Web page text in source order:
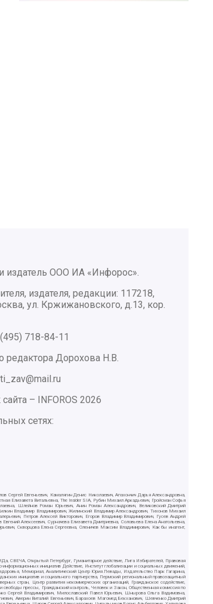
издатель ООО ИА «Инфорос».
издателя, редакции: 117218,
ул. Кржижановского, д.13, кор.
718-84-11
редактора Дорохова Н.В.
сайта –
INFOROS 2026
сетях:
Евгеньевич, Камалягин Денис Николаевич, Апахончич Дарья Александровна,
Елизавета Витальевна, The Insider SIA, Рубин Михаил Аркадьевич, Гройсман Софья
Шлейнов Роман Юрьевич, Анин Роман Александрович, Великовский Дмитрий
Владимир Владимирович, Жилинский Владимир Александрович, Тихонов Михаил
Петров Алексей Викторович, Егоров Владимир Владимирович, Гусев Андрей
Алексеевич, Сурначева Елизавета Дмитриевна, Соловьева Елена Анатольевна,
Скворцова Елена Сергеевна, Оленичев Максим Владимирович, Как бы инагент,
СВЕЧА, Открытый Петербург, Гуманитарное действие, Лига Избирателей, Правовая
инициатив Действие, Институт глобализации и социальных движений,
Мемориал, Аналитический Центр Юрия Левады, Издательство Парк Гагарина,
инициатив и социального партнерства, Пермский региональный правозащитный
стран, Центр развития некоммерческих организаций, Гражданское содействие,
прессы, Гражданский контроль, Человек и Закон, Общественная комиссия по
Сергей Владимирович, Милославский Павел Юрьевич, Шнырова Ольга Вадимовна,
Аверин Виталий Евгеньевич, Барахоев Магомед Бекханович, Шевченко Дмитрий